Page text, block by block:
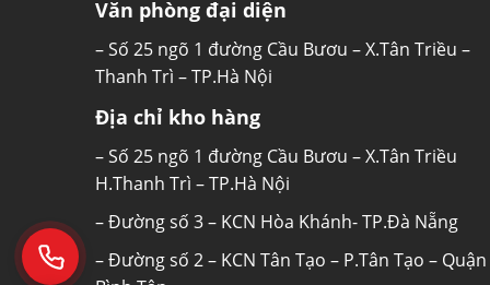
Văn phòng đại diện
– Số 25 ngõ 1 đường Cầu Bươu – X.Tân Triều –
Thanh Trì – TP.Hà Nội
Địa chỉ kho hàng
– Số 25 ngõ 1 đường Cầu Bươu – X.Tân Triều
H.Thanh Trì – TP.Hà Nội
– Đường số 3 – KCN Hòa Khánh- TP.Đà Nẵng
– Đường số 2 – KCN Tân Tạo – P.Tân Tạo – Quận